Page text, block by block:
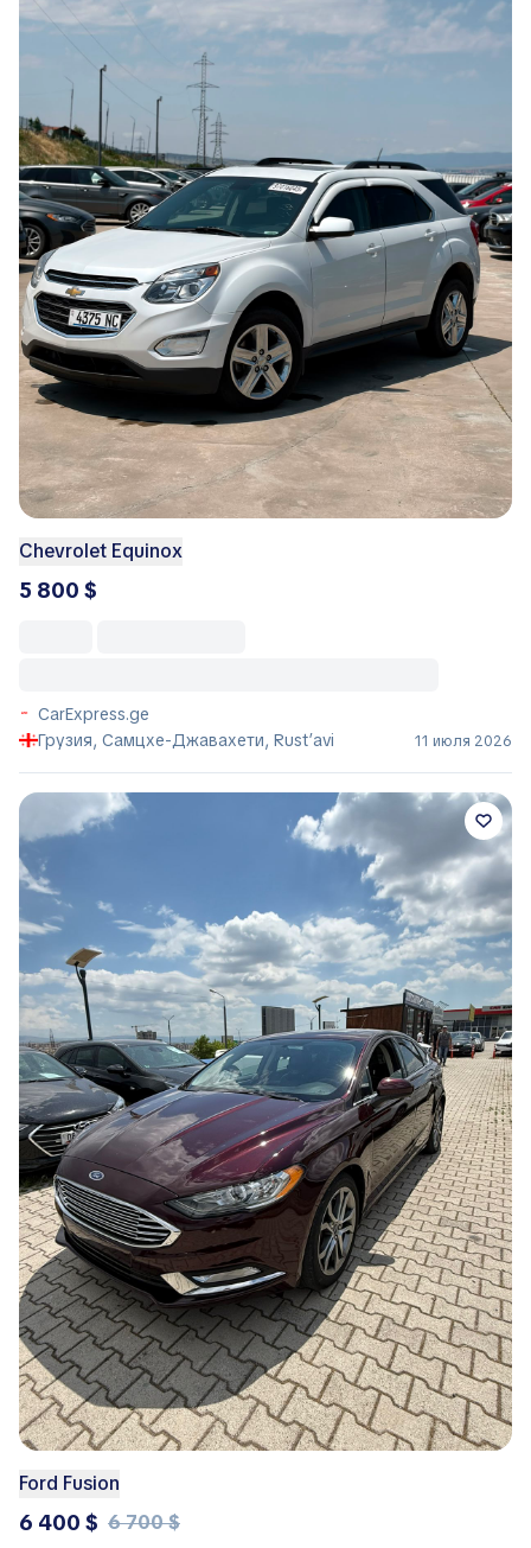
Chevrolet Equinox
5 800 $
CarExpress.ge
Грузия, Самцхе-Джавахети, Rust’avi
11 июля 2026
Ford Fusion
6 400 $ 6 700 $